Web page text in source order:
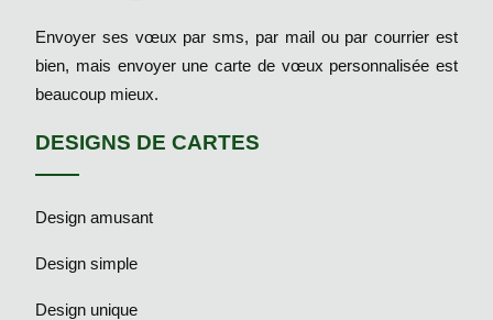
Envoyer ses vœux par sms, par mail ou par courrier est
bien, mais envoyer une carte de vœux personnalisée est
beaucoup mieux.
DESIGNS DE CARTES
Design amusant
Design simple
Design unique